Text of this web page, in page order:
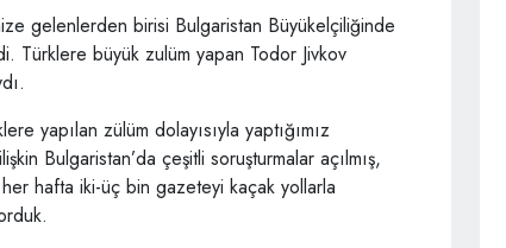
gelenlerden birisi Bulgaristan Büyükelçiliğinde
Türklere büyük zulüm yapan Todor Jivkov
yapılan zülüm dolayısıyla yaptığımız
Bulgaristan’da çeşitli soruşturmalar açılmış,
hafta iki-üç bin gazeteyi kaçak yollarla